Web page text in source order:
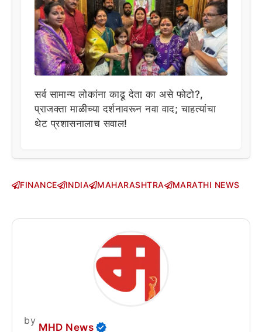
सर्व सामान्य लोकांना काढू देता का असे फोटो?,
प्राजक्ता माळीच्या दर्शनावरून नवा वाद; चाहत्यांचा
थेट प्रशासनालाच सवाल!
FINANCE INDIA MAHARASHTRA MARATHI NEWS
by
MHD News